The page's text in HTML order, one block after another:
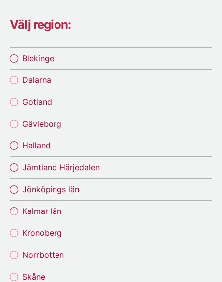
Välj region:
Blekinge
Dalarna
Gotland
Gävleborg
Halland
Jämtland Härjedalen
Jönköpings län
Kalmar län
Kronoberg
Norrbotten
Skåne